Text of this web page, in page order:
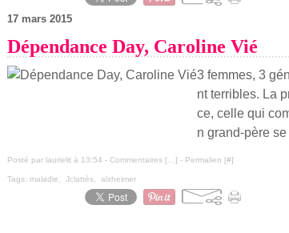
17 mars 2015
Dépendance Day, Caroline Vié
3 femmes, 3
nt terribles. La
ce, celle qui
n grand-père
Posté par laurielit à 13:54 - Commentaires [ ] - Permalien [#]
Tags: maladie Jclattès alzheimer